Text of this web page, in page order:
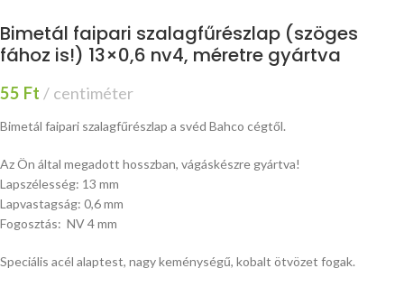
Bimetál faipari szalagfűrészlap (szöges
fához is!) 13×0,6 nv4, méretre gyártva
55 Ft centiméter
Bimetál faipari szalagfűrészlap a svéd Bahco cégtől.
Az Ön által megadott hosszban, vágáskészre gyártva!
Lapszélesség: 13 mm
Lapvastagság: 0,6 mm
Fogosztás: NV 4 mm
Speciális acél alaptest, nagy keménységű, kobalt ötvözet fogak.